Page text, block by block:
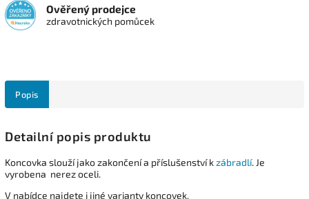
Ověřený prodejce
zdravotnických pomůcek
Popis
Detailní popis produktu
Koncovka slouží jako zakončení a příslušenství kzábradlí. Je
vyrobena nerez oceli.
V nabídce najdete i jiné varianty koncovek.